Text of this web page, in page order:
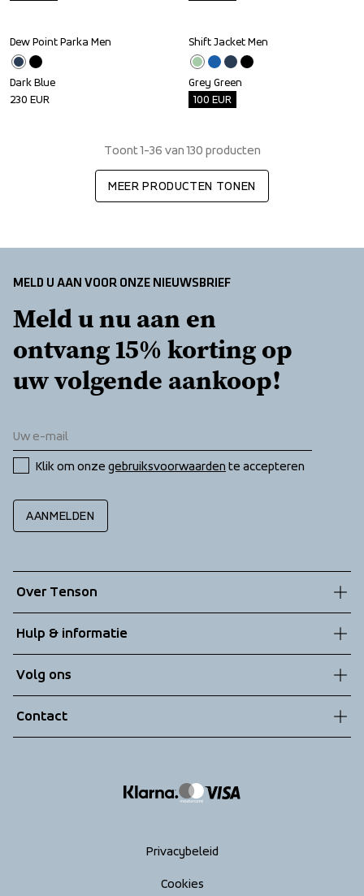
Dew Point Parka Men
Dark Blue
230 EUR
Outlet
Shift Jacket Men
Grey Green
100 EUR
Toont 1-36 van 130 producten
MEER PRODUCTEN TONEN
MELD U AAN VOOR ONZE NIEUWSBRIEF
Meld u nu aan en
ontvang 15% korting op
uw volgende aankoop!
Klik om onze gebruiksvoorwaarden te accepteren
AANMELDEN
Over Tenson
Duurzaamheid
Technologieën
Hulp & informatie
Algemene voorwaarden
Retouren
Volg ons
Contact
Privacybeleid
Cookies